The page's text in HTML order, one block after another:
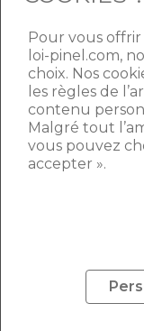
Énoncé plus
climatiseur
d’autant plus
bon escient.
néanmoins
puise un
démarrage.
énergétique,
Pour vous
loi-pinel.com,
choix. Nos
les règles de
contenu
Malgré tout
vous pouvez
accepter ».